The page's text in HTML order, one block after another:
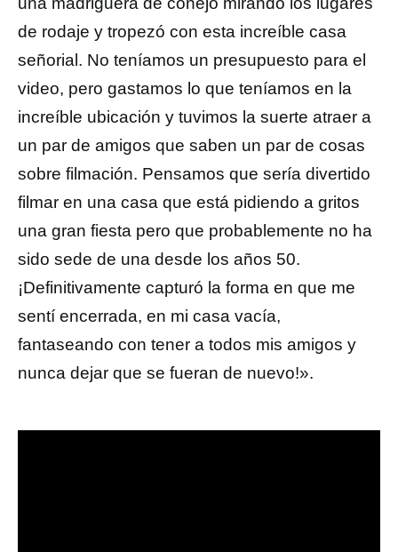
de rodaje y tropezó con esta increíble casa
señorial. No teníamos un presupuesto para el
video, pero gastamos lo que teníamos en la
increíble ubicación y tuvimos la suerte atraer a
un par de amigos que saben un par de cosas
sobre filmación. Pensamos que sería divertido
filmar en una casa que está pidiendo a gritos
una gran fiesta pero que probablemente no ha
sido sede de una desde los años 50.
¡Definitivamente capturó la forma en que me
sentí encerrada, en mi casa vacía,
fantaseando con tener a todos mis amigos y
nunca dejar que se fueran de nuevo!».